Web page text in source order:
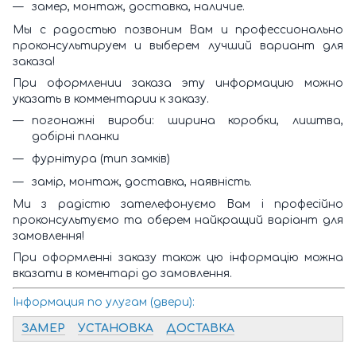
замер, монтаж, доставка, наличие.
Мы с радостью позвоним Вам и профессионально
проконсультируем и выберем лучший вариант для
заказа!
При оформлении заказа эту информацию можно
указать в комментарии к заказу.
погонажні вироби: ширина коробки, лиштва,
добірні планки
фурнітура (тип замків)
замір, монтаж, доставка, наявність.
Ми з радістю зателефонуємо Вам і професійно
проконсультуємо та оберем найкращий варіант для
замовлення!
При оформленні заказу також цю інформацію можна
вказати в коментарі до замовлення.
Інформация по улугам (двери):
ЗАМЕР УСТАНОВКА ДОСТАВКА